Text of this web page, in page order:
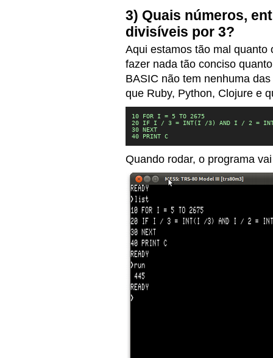
3) Quais números,
divisíveis por 3?
Aqui estamos tão mal quanto
fazer nada tão conciso
BASIC não tem nenhuma
que Ruby, Python, Clojure e
10 FOR I = 5 TO 2675
20 IF I / 3 = INT(I /3) AND I / 2 =
30 NEXT
40 PRINT C
Quando rodar, o programa